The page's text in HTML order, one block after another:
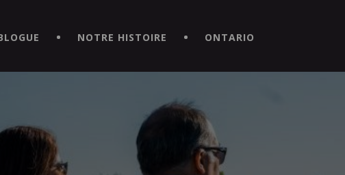
NOTRE HISTOIRE ONTARIO